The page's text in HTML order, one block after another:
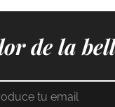
de la